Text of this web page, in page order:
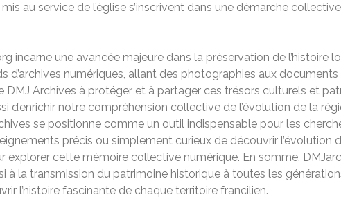
au service de l’église s’inscrivent dans une démarche
incarne une avancée majeure dans la préservation de
d’archives numériques, allant des photographies aux
DMJ Archives à protéger et à partager ces trésors culturels et
d’enrichir notre compréhension collective de l’évolution de la
se positionne comme un outil indispensable pour les
précis ou simplement curieux de découvrir l’évolution
explorer cette mémoire collective numérique. En somme,
à la transmission du patrimoine historique à toutes les
l’histoire fascinante de chaque territoire francilien.